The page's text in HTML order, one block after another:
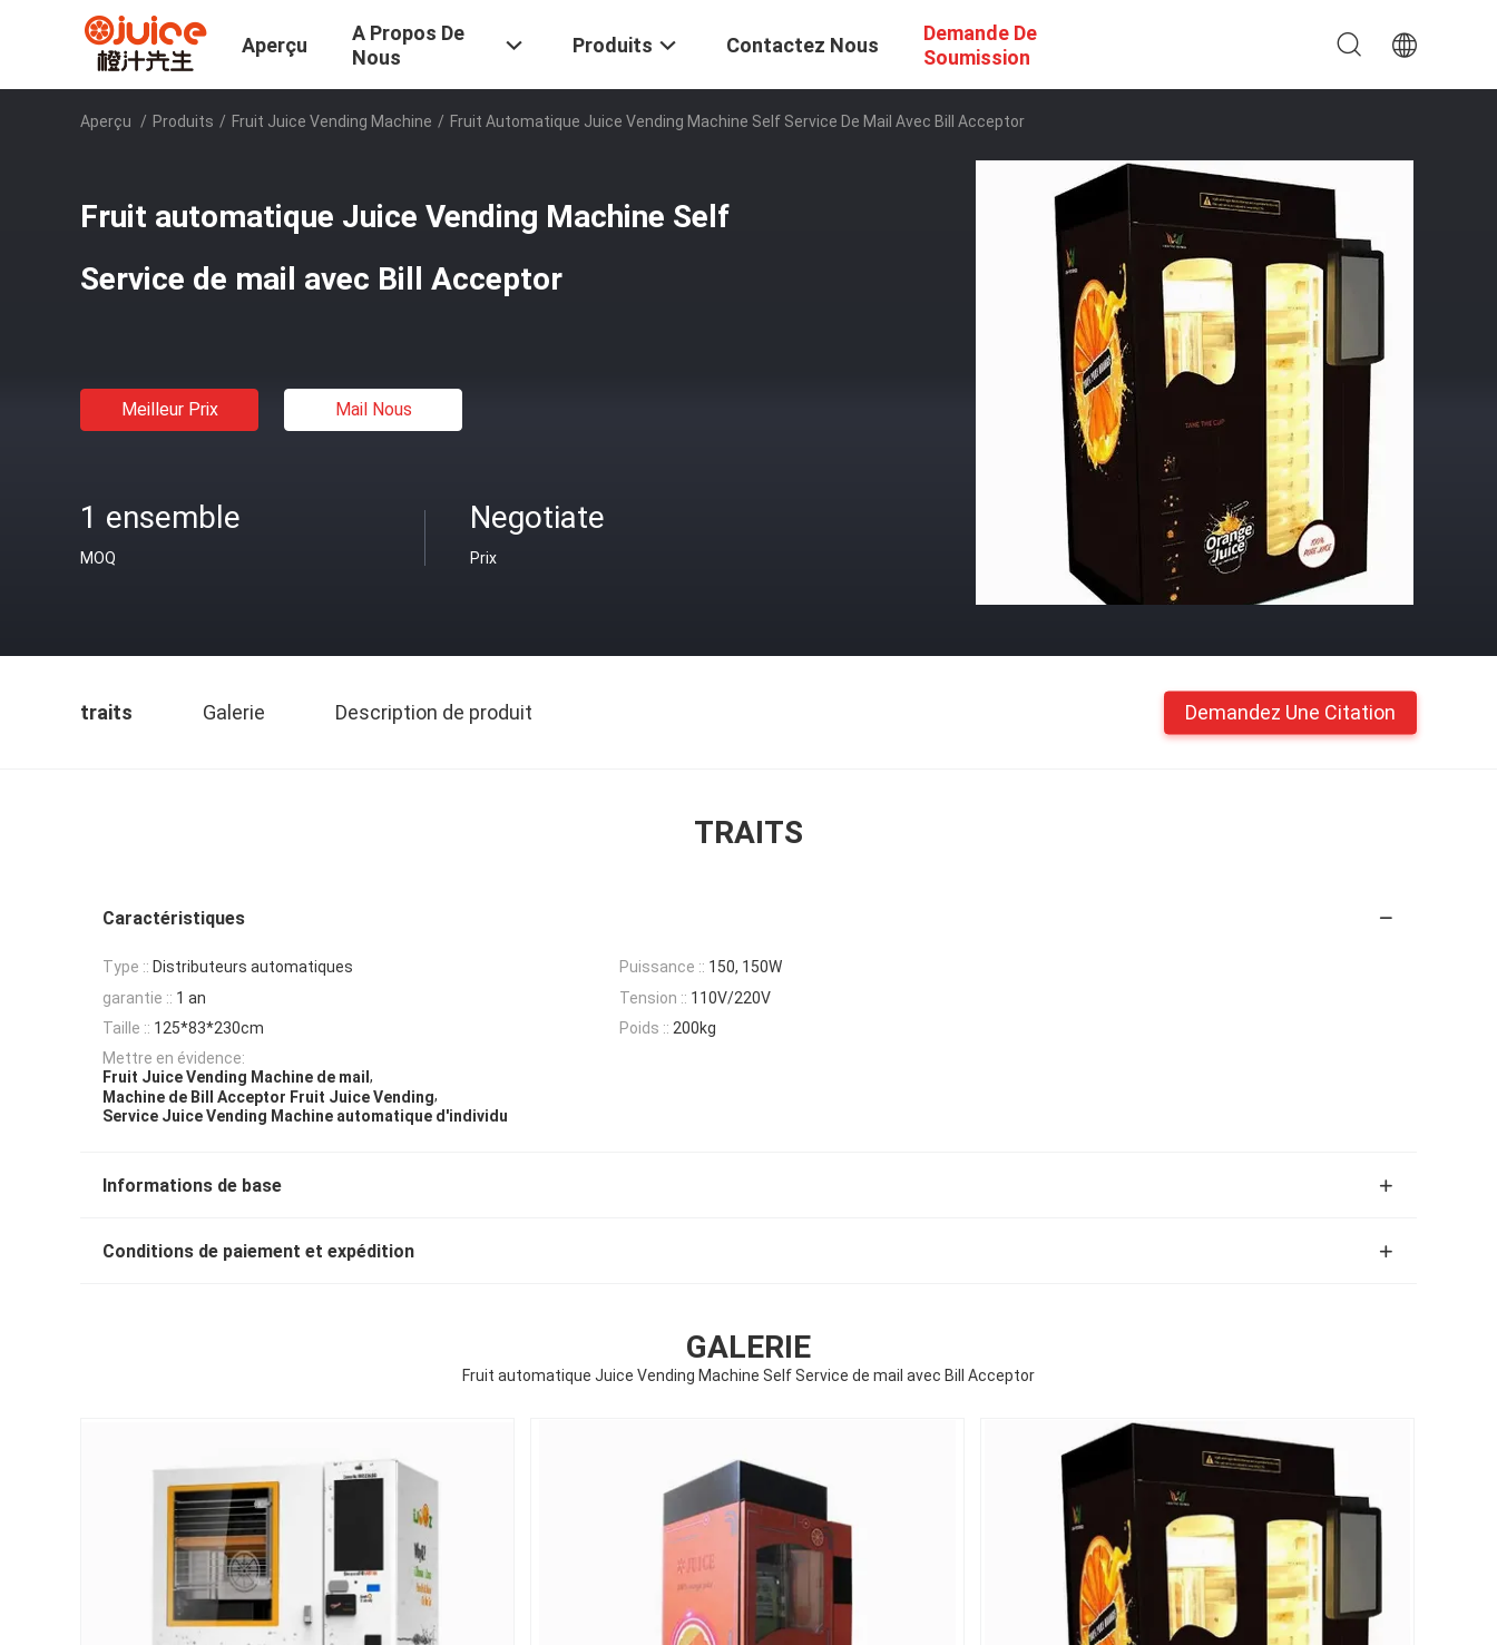
Aperçu
A Propos De
Nous
Produits Contactez Nous
Demande De
Soumission
Aperçu / Produits / Fruit Juice Vending Machine / Fruit Automatique Juice Vending Machine Self Service De Mail Avec Bill Acceptor
Fruit automatique Juice Vending Machine Self
Service de mail avec Bill Acceptor
Meilleur Prix Mail Nous
1 ensemble
MOQ
Negotiate
Prix
traits Galerie Description de produit Demandez Une Citation
TRAITS
Caractéristiques
Type :: Distributeurs automatiques Puissance :: 150, 150W
garantie :: 1 an Tension :: 110V/220V
Taille :: 125*83*230cm Poids :: 200kg
Mettre en évidence:
Fruit Juice Vending Machine de mail ,
Machine de Bill Acceptor Fruit Juice Vending,
Service Juice Vending Machine automatique d'individu
Informations de base
Conditions de paiement et expédition
GALERIE
Fruit automatique Juice Vending Machine Self Service de mail avec Bill Acceptor